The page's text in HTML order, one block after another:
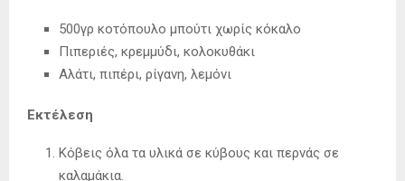
500γρ κοτόπουλο μπούτι χωρίς κόκαλο
Πιπεριές, κρεμμύδι, κολοκυθάκι
Αλάτι, πιπέρι, ρίγανη, λεμόνι
Εκτέλεση
Κόβεις όλα τα υλικά σε κύβους και περνάς σε
καλαμάκια.